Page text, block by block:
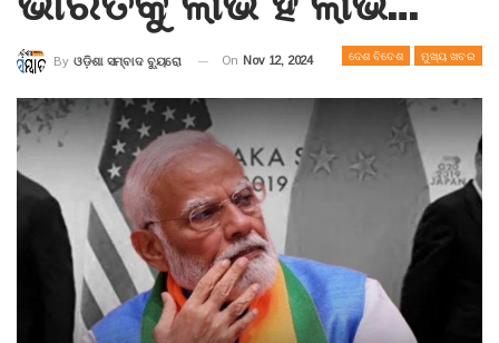
ଦେଶ ବିଦେଶ ମୁଖ୍ୟ ଖବର
By ଓଡ଼ିଶା ସମ୍ବାଦ ବ୍ୟୁରୋ On Nov 12, 2024